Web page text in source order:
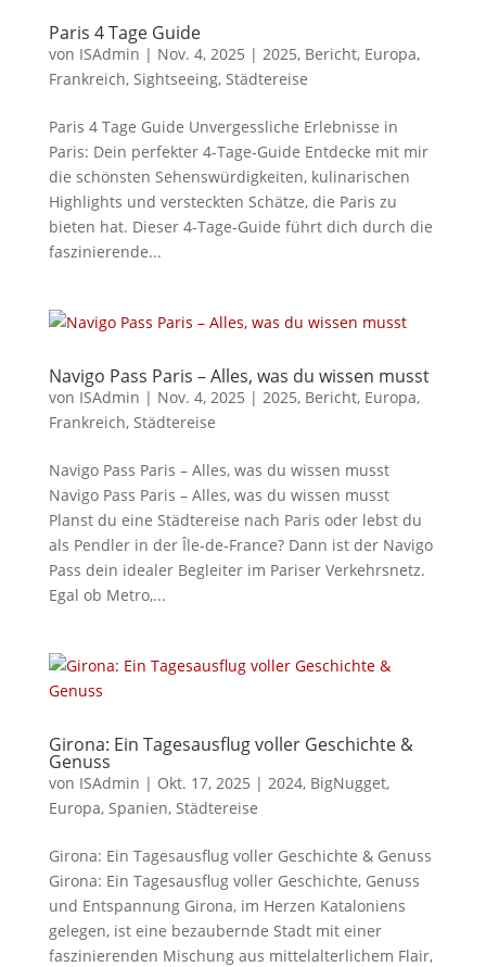
Paris 4 Tage Guide
von ISAdmin | Nov. 4, 2025 | 2025, Bericht, Europa,
Frankreich, Sightseeing, Städtereise
Paris 4 Tage Guide Unvergessliche Erlebnisse in
Paris: Dein perfekter 4-Tage-Guide Entdecke mit mir
die schönsten Sehenswürdigkeiten, kulinarischen
Highlights und versteckten Schätze, die Paris zu
bieten hat. Dieser 4-Tage-Guide führt dich durch die
faszinierende...
Navigo Pass Paris – Alles, was du wissen musst
von ISAdmin | Nov. 4, 2025 | 2025, Bericht, Europa,
Frankreich, Städtereise
Navigo Pass Paris – Alles, was du wissen musst
Navigo Pass Paris – Alles, was du wissen musst
Planst du eine Städtereise nach Paris oder lebst du
als Pendler in der Île-de-France? Dann ist der Navigo
Pass dein idealer Begleiter im Pariser Verkehrsnetz.
Egal ob Metro,...
Girona: Ein Tagesausflug voller Geschichte &
Genuss
von ISAdmin | Okt. 17, 2025 | 2024, BigNugget,
Europa, Spanien, Städtereise
Girona: Ein Tagesausflug voller Geschichte & Genuss
Girona: Ein Tagesausflug voller Geschichte, Genuss
und Entspannung Girona, im Herzen Kataloniens
gelegen, ist eine bezaubernde Stadt mit einer
faszinierenden Mischung aus mittelalterlichem Flair,